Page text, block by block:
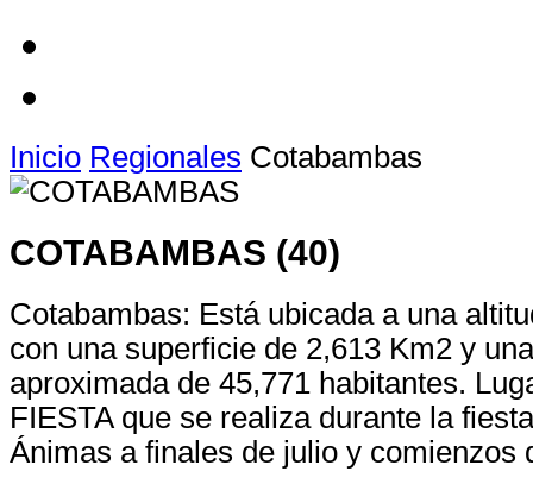
Inicio Regionales Cotabambas
COTABAMBAS (40)
Cotabambas: Está ubicada a una
con una superficie de 2,613 Km2 y
aproximada de 45,771 habitantes.
FIESTA que se realiza durante la
Ánimas a finales de julio y comienzos